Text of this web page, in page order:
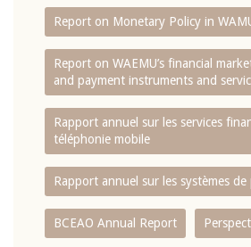
Report on Monetary Policy in
Report on WAEMU’s financial
and payment instruments and
Rapport annuel sur les services
téléphonie mobile
Rapport annuel sur les systèmes de
BCEAO Annual Report